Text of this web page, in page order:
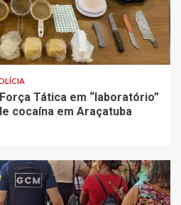
Tática em “laboratório”
cocaína em Araçatuba